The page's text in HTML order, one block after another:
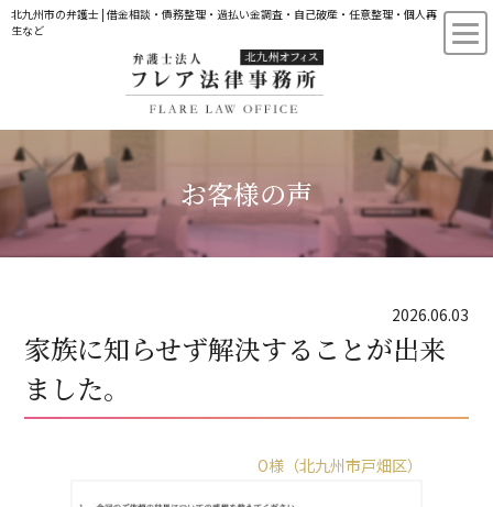
北九州市の弁護士 | 借金相談・債務整理・過払い金調査・自己破産・任意整理・個人再
生など
お客様の声
2026.06.03
家族に知らせず解決することが出来
ました。
O様（北九州市戸畑区）